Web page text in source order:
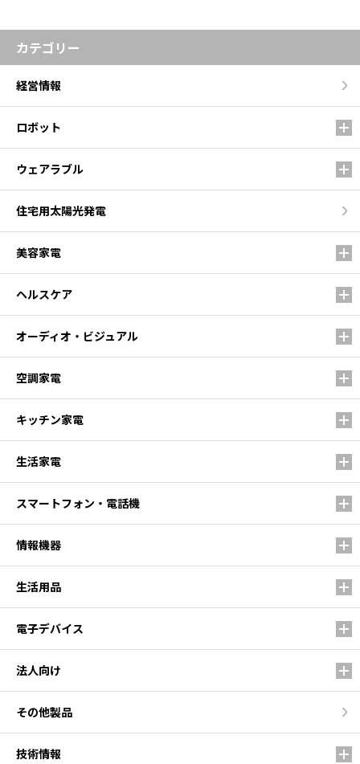
カテゴリー
経営情報
ロボット
ウェアラブル
住宅用太陽光発電
美容家電
ヘルスケア
オーディオ・ビジュアル
空調家電
キッチン家電
生活家電
スマートフォン・電話機
情報機器
生活用品
電子デバイス
法人向け
その他製品
技術情報